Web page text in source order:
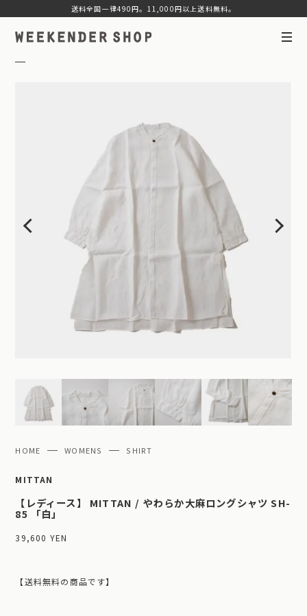
HOME WOMENS SHIRT
MITTAN
【レディース】 MITTAN / やわらか大麻ロングシャツ SH-
85 「白」
39,600 YEN
【送料無料の商品です】
送料全国一律490円。11,000円以上送料無料。